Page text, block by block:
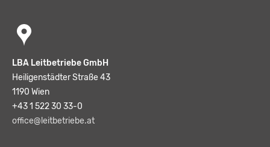
LBA Leitbetriebe GmbH
Heiligenstädter Straße 43
1190 Wien
+43 1 522 30 33-0
office@leitbetriebe.at